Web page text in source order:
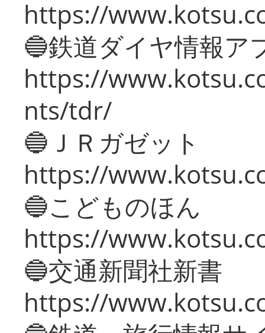
https://
🔵鉄道ダイヤ情報ア
https://
nts/tdr/
🔵ＪＲガゼット
https://
🔵こどものほん
https://
🔵交通新聞社新書
https://